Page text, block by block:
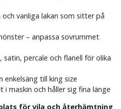
vanliga lakan som sitter på
– anpassa sovrummet
percale och flanell för olika
enkelsäng till king size
maskin och håller sig fina länge
för vila och återhämtning